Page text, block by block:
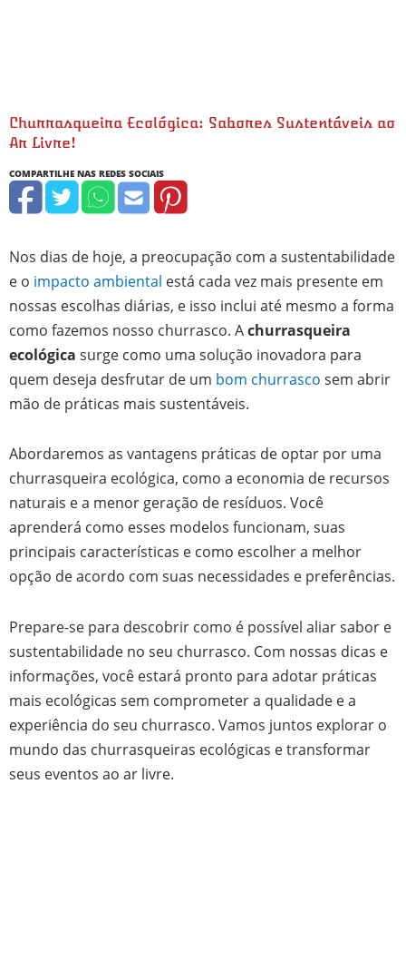
Churrasqueira Ecológica: Sabores Sustentáveis ao
Ar Livre!
Nos dias de hoje, a preocupação com a sustentabilidade
e o impacto ambiental está cada vez mais presente em
nossas escolhas diárias, e isso inclui até mesmo a forma
como fazemos nosso churrasco. Achurrasqueira
ecológica surge como uma solução inovadora para
quem deseja desfrutar de um bom churrasco sem abrir
mão de práticas mais sustentáveis.
Abordaremos as vantagens práticas de optar por uma
churrasqueira ecológica, como a economia de recursos
naturais e a menor geração de resíduos. Você
aprenderá como esses modelos funcionam, suas
principais características e como escolher a melhor
opção de acordo com suas necessidades e preferências.
Prepare-se para descobrir como é possível aliar sabor e
sustentabilidade no seu churrasco. Com nossas dicas e
informações, você estará pronto para adotar práticas
mais ecológicas sem comprometer a qualidade e a
experiência do seu churrasco. Vamos juntos explorar o
mundo das churrasqueiras ecológicas e transformar
seus eventos ao ar livre.